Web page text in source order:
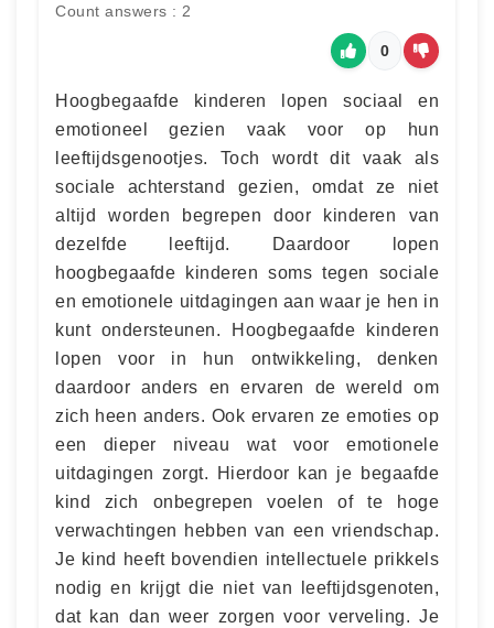
Count answers : 2
0
Hoogbegaafde kinderen lopen sociaal en
emotioneel gezien vaak voor op hun
leeftijdsgenootjes. Toch wordt dit vaak als
sociale achterstand gezien, omdat ze niet
altijd worden begrepen door kinderen van
dezelfde leeftijd. Daardoor lopen
hoogbegaafde kinderen soms tegen sociale
en emotionele uitdagingen aan waar je hen in
kunt ondersteunen. Hoogbegaafde kinderen
lopen voor in hun ontwikkeling, denken
daardoor anders en ervaren de wereld om
zich heen anders. Ook ervaren ze emoties op
een dieper niveau wat voor emotionele
uitdagingen zorgt. Hierdoor kan je begaafde
kind zich onbegrepen voelen of te hoge
verwachtingen hebben van een vriendschap.
Je kind heeft bovendien intellectuele prikkels
nodig en krijgt die niet van leeftijdsgenoten,
dat kan dan weer zorgen voor verveling. Je